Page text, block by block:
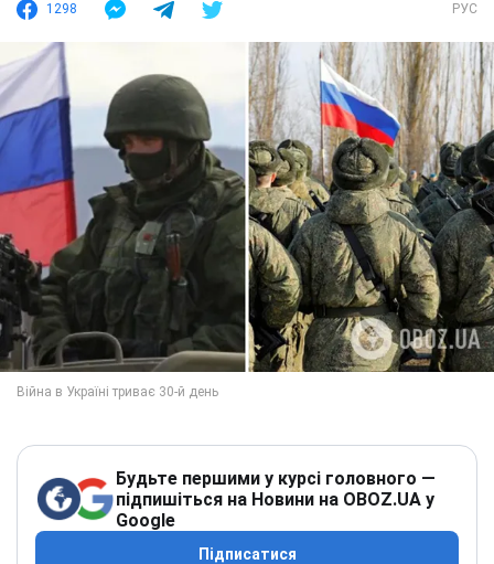
1298 РУС
Будьте першими у курсі головного —
підпишіться на Новини на OBOZ.UA у
Google
Підписатися